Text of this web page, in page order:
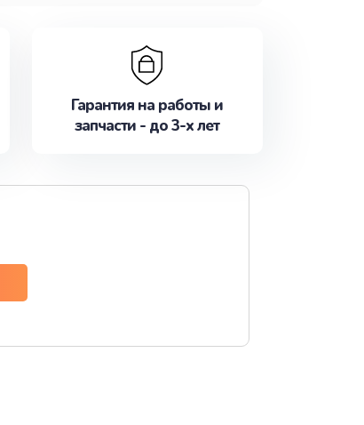
Гарантия на работы и
запчасти - до 3-х лет